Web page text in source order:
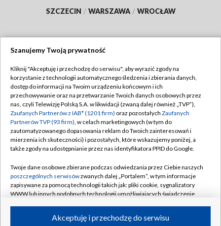
SZCZECIN / WARSZAWA / WROCŁAW
TVP
Abonament TVP
Emisja w TVP
Centrum informacji TVP
Naziemna Telewizja Cyfrowa
Rada Programowa
System NOS
Informacje o nadawcy
Program dla prasy
Regulamin TVP
Polityka prywatności
Moje zgody
Pomoc
Kontakt
Kanały
Szanujemy Twoją prywatność
Kliknij "Akceptuję i przechodzę do serwisu", aby wyrazić zgody na
korzystanie z technologii automatycznego śledzenia i zbierania danych,
dostęp do informacji na Twoim urządzeniu końcowym i ich
przechowywanie oraz na przetwarzanie Twoich danych osobowych przez
nas, czyli Telewizję Polską S.A. w likwidacji (zwaną dalej również „TVP”),
Zaufanych Partnerów z IAB* (1201 firm) oraz pozostałych Zaufanych
Partnerów TVP (93 firm), w celach marketingowych (w tym do
zautomatyzowanego dopasowania reklam do Twoich zainteresowań i
mierzenia ich skuteczności) i pozostałych, które wskazujemy poniżej, a
także zgody na udostępnianie przez nas identyfikatora PPID do Google.
Twoje dane osobowe zbierane podczas odwiedzania przez Ciebie naszych
poszczególnych serwisówzwanych dalej „Portalem”, w tym informacje
zapisywane za pomocą technologii takich jak: pliki cookie, sygnalizatory
WWW lub innych podobnych technologii umożliwiających świadczenie
ruchu w Internecie.Akceptuję i przechodzę do serwisu